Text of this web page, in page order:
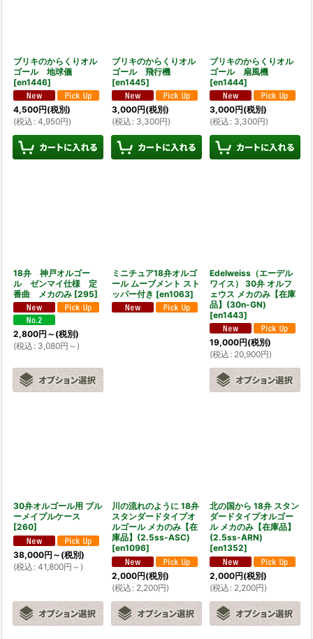
ブリキのからくりオル
ゴール 地球儀
[en1446]
4,500円(税別)
(税込 : 4,950円)
ブリキのからくりオル
ゴール 飛行機
[en1445]
3,000円(税別)
(税込 : 3,300円)
ブリキのからくりオル
ゴール 扇風機
[en1444]
3,000円(税別)
(税込 : 3,300円)
18弁 神戸オルゴー
ル ゼンマイ仕様 定
番曲 メカのみ [295]
2,800円 ～ (税別)
(税込 : 3,080円 ～)
ミニチュア18弁オルゴ
ール ムーブメント スト
ッパー付き [en1063]
Edelweiss（エーデル
ワイス） 30弁 オルフ
ェウス メカのみ【在庫
品】(30n-GN)
[en1443]
19,000円(税別)
(税込 : 20,900円)
30弁オルゴール用 ブル
ーメイプルケース
[260]
38,000円 ～ (税別)
(税込 : 41,800円 ～)
川の流れのように 18弁
スタンダードタイプオ
ルゴール メカのみ【在
庫品】(2.5ss-ASC)
[en1096]
2,000円(税別)
(税込 : 2,200円)
北の国から 18弁 スタン
ダードタイプオルゴー
ル メカのみ【在庫品】
(2.5ss-ARN)
[en1352]
2,000円(税別)
(税込 : 2,200円)